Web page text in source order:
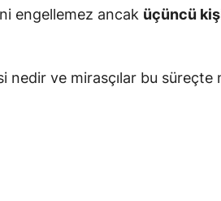
engellemez ancak üçüncü
nedir ve mirasçılar bu süreçte